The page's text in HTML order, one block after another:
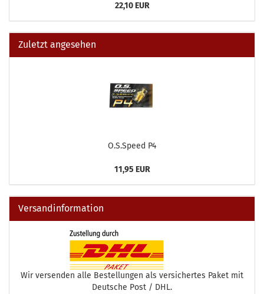
22,10 EUR
Zuletzt angesehen
O.S.Speed P4
11,95 EUR
Versandinformation
Wir versenden alle Bestellungen als versichertes Paket mit
Deutsche Post / DHL.